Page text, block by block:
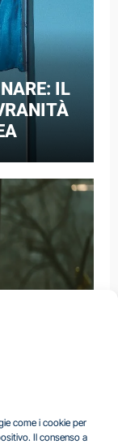
come i cookie per
Il consenso a
IL